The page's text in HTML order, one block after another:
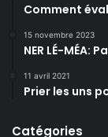
Comment
15 novembre 2023
NER LÉ-MÉA:
11 avril 2021
Prier les uns
Catégories